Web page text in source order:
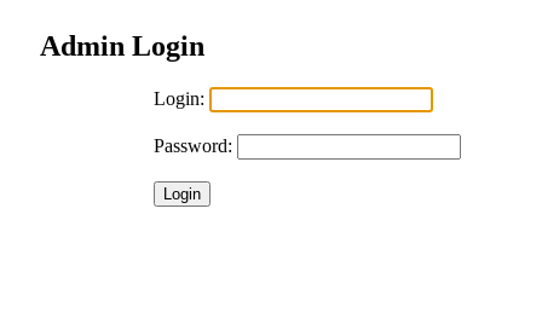
Admin Login
Login:
Password: